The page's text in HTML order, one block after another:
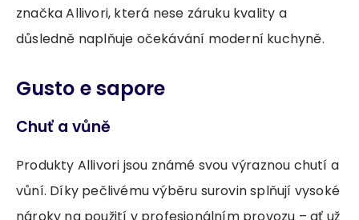
značka Allivori, která nese záruku kvality a
důsledně naplňuje očekávání moderní kuchyně.
Gusto e sapore
Chuť a vůně
Produkty Allivori jsou známé svou výraznou chutí a
vůní. Díky pečlivému výběru surovin splňují vysoké